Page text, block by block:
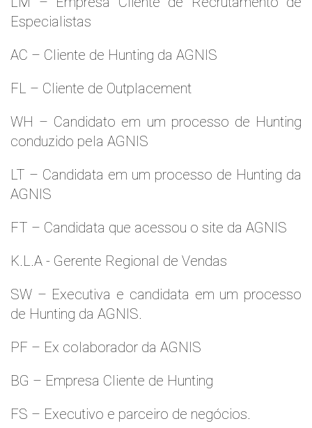
Especialistas
AC – Cliente de Hunting da AGNIS
FL – Cliente de Outplacement
WH – Candidato em um processo de Hunting
conduzido pela AGNIS
LT – Candidata em um processo de Hunting da
AGNIS
FT – Candidata que acessou o site da AGNIS
K.L.A - Gerente Regional de Vendas
SW – Executiva e candidata em um processo
de Hunting da AGNIS.
PF – Ex colaborador da AGNIS
BG – Empresa Cliente de Hunting
FS – Executivo e parceiro de negócios.